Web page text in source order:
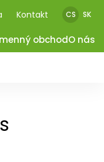
Kontakt CS SK
obchodO nás